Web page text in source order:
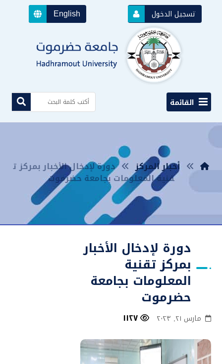
English تسجيل الدخول
القائمة
أخبار المركز دورة لإدخال الأخبار بمركز ت
قنية المعلومات بجامعة حضرموت
دورة لإدخال الأخبار
بمركز تقنية
المعلومات بجامعة
حضرموت
مارس ٢١, ٢٠٢٣ ١١٢٧